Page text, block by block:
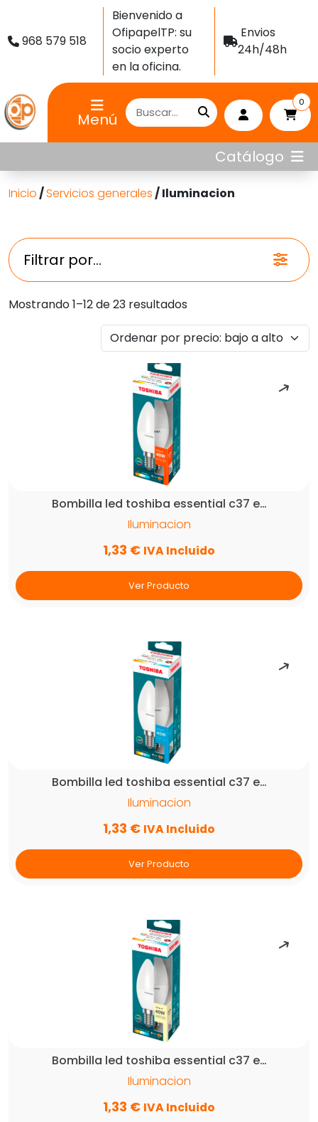
968 579 518
Bienvenido a
OfipapelTP: su
socio experto
en la oficina.
Envios
24h/48h
Menú
0
Catálogo
Inicio/Servicios generales/ Iluminacion
Filtrar por...
Mostrando 1–12 de 23 resultados
por
precio:
bajo
Bombilla led toshiba essential c37 e…
Iluminacion
1,33 € IVA Incluido
Ver Producto
Bombilla led toshiba essential c37 e…
Iluminacion
1,33 € IVA Incluido
Ver Producto
Bombilla led toshiba essential c37 e…
Iluminacion
1,33 € IVA Incluido